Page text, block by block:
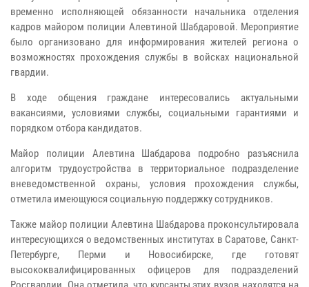
временно исполняющей обязанности начальника отделения
кадров майором полиции Алевтиной Шабдаровой. Мероприятие
было организовано для информирования жителей региона о
возможностях прохождения службы в войсках национальной
гвардии.
В ходе общения граждане интересовались актуальными
вакансиями, условиями службы, социальными гарантиями и
порядком отбора кандидатов.
Майор полиции Алевтина Шабдарова подробно разъяснила
алгоритм трудоустройства в территориальное подразделение
вневедомственной охраны, условия прохождения службы,
отметила имеющуюся социальную поддержку сотрудников.
Также майор полиции Алевтина Шабдарова проконсультировала
интересующихся о ведомственных институтах в Саратове, Санкт-
Петербурге, Перми и Новосибирске, где готовят
высококвалифицированных офицеров для подразделений